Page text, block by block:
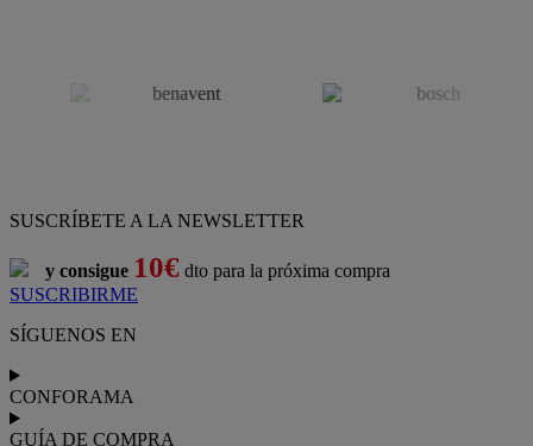
SUSCRÍBETE A LA NEWSLETTER
y consigue 10€ dto para la próxima compra
SUSCRIBIRME
SÍGUENOS EN
CONFORAMA
GUÍA DE COMPRA